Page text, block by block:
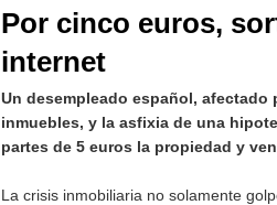
Por cinco euros,
internet
Un desempleado español, afectado
inmuebles, y la asfixia de una
partes de 5 euros la propiedad y
La crisis inmobiliaria no solamente